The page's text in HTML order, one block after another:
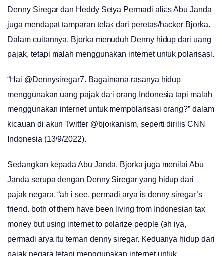
Denny Siregar dan Heddy Setya Permadi alias Abu Janda
juga mendapat tamparan telak dari peretas/hacker Bjorka.
Dalam cuitannya, Bjorka menuduh Denny hidup dari uang
pajak, tetapi malah menggunakan internet untuk polarisasi.
“Hai @Dennysiregar7. Bagaimana rasanya hidup
menggunakan uang pajak dari orang Indonesia tapi malah
menggunakan internet untuk mempolarisasi orang?” dalam
kicauan di akun Twitter @bjorkanism, seperti dirilis CNN
Indonesia (13/9/2022).
Sedangkan kepada Abu Janda, Bjorka juga menilai Abu
Janda serupa dengan Denny Siregar yang hidup dari
pajak negara. “ah i see, permadi arya is denny siregar’s
friend. both of them have been living from Indonesian tax
money but using internet to polarize people (ah iya,
permadi arya itu teman denny siregar. Keduanya hidup dari
pajak negara tetapi menggunakan internet untuk